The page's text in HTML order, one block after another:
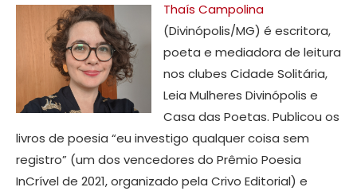
Thaís Campolina
(Divinópolis/MG) é escritora,
poeta e mediadora de leitura
nos clubes Cidade Solitária,
Leia Mulheres Divinópolis e
Casa das Poetas. Publicou os
livros de poesia “eu investigo qualquer coisa sem
registro” (um dos vencedores do Prêmio Poesia
InCrível de 2021, organizado pela Crivo Editorial) e